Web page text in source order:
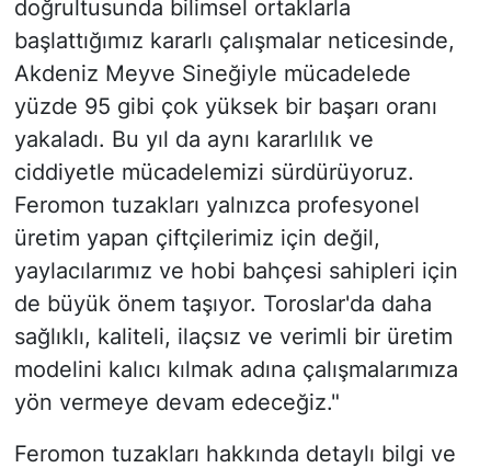
doğrultusunda bilimsel ortaklarla
başlattığımız kararlı çalışmalar neticesinde,
Akdeniz Meyve Sineğiyle mücadelede
yüzde 95 gibi çok yüksek bir başarı oranı
yakaladı. Bu yıl da aynı kararlılık ve
ciddiyetle mücadelemizi sürdürüyoruz.
Feromon tuzakları yalnızca profesyonel
üretim yapan çiftçilerimiz için değil,
yaylacılarımız ve hobi bahçesi sahipleri için
de büyük önem taşıyor. Toroslar'da daha
sağlıklı, kaliteli, ilaçsız ve verimli bir üretim
modelini kalıcı kılmak adına çalışmalarımıza
yön vermeye devam edeceğiz."
Feromon tuzakları hakkında detaylı bilgi ve